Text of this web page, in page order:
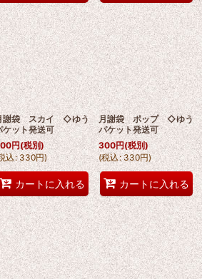
謝袋 スカイ ◇ゆう
ケット発送可
円(税別)
込: 330円)
カートに入れる
月謝袋 ポップ ◇ゆう
パケット発送可
300円(税別)
(税込: 330円)
カートに入れる